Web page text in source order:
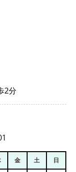
2分
金 土 日